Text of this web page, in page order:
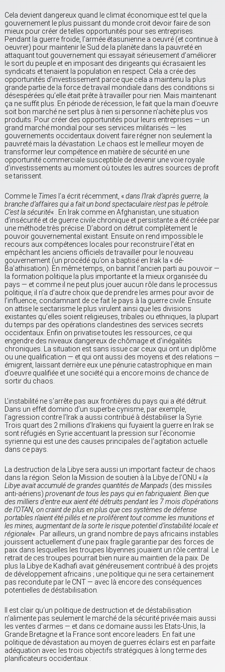
Cela devient dangereux quand le climat économique est tel que la
gouvernement le plus puissant du monde croit devoir faire de son
mieux pour créer de telles opportunités pour ses entreprises.
Pendant la guerre froide, l’armée étasunienne a oeuvré (et continue à
oeuvrer) pour maintenir le Sud de la planète dans la pauvreté en
attaquant tout gouvernement qui essayait sérieusement d’améliorer
le sort du peuple et en imposant des dirigeants qui écrasaient les
syndicats et tenaient la population en respect. Cela a crée des
opportunités d’investissement parce que cela a maintenu la plus
grande partie de la force de travail mondiale dans des conditions si
désespérées qu’elle était prête à travailler pour rien. Mais maintenant
ça ne suffit plus. En période de récession, le fait que la main d’oeuvre
soit bon marché ne sert plus à rien si personne n’achète plus vos
produits. Pour créer des opportunités pour leurs entreprises — un
grand marché mondial pour ses services militarisés — les
gouvernements occidentaux doivent faire régner non seulement la
pauvreté mais la dévastation. Le chaos est le meilleur moyen de
transformer leur compétence en matière de sécurité en une
opportunité commerciale susceptible de devenir une voie royale
d’investissements au moment où toutes les autres sources de profit
se tarissent.
Comme le Times l’a écrit récemment, «dans l’Irak d’après guerre, la
branche d’affaires qui a fait un bond spectaculaire n’est pas le pétrole.
C’est la sécurité« . En Irak comme en Afghanistan, une situation
d’insécurité et de guerre civile chronique et persistante a été créée par
une méthode très précise. D’abord on détruit complètement le
pouvoir gouvernemental existant. Ensuite on rend impossible le
recours aux compétences locales pour reconstruire l’état en
empêchant les anciens officiels de travailler pour le nouveau
gouvernement (un procédé qu’on a baptisé en Irak la « dé-
Ba’athisation). En même temps, on bannit l’ancien parti au pouvoir —
la formation politique la plus importante et la mieux organisée du
pays — et comme il ne peut plus jouer aucun rôle dans le processus
politique, il n’a d’autre choix que de prendre les armes pour avoir de
l’influence, condamnant de ce fait le pays à la guerre civile. Ensuite
on attise le sectarisme le plus virulent ainsi que les divisions
existantes qu’elles soient religieuses, tribales ou ethniques, la plupart
du temps par des opérations clandestines des services secrets
occidentaux. Enfin on privatise toutes les ressources, ce qui
engendre des niveaux dangereux de chômage et d’inégalités
chroniques. La situation est sans issue car ceux qui ont un diplôme
ou une qualification — et qui ont aussi des moyens et des relations —
émigrent, laissant derrière eux une pénurie catastrophique en main
d’oeuvre qualifiée et une société qui a encore moins de chance de
sortir du chaos.
L’instabilité ne s’arrête pas aux frontières du pays qui a été détruit.
Dans un effet domino d’un superbe cynisme, par exemple,
l’agression contre l’Irak a aussi contribué à déstabiliser la Syrie.
Trois quart des 2 millions d’Irakiens qui fuyaient la guerre en Irak se
sont réfugiés en Syrie accentuant la pression sur l’économie
syrienne qui est une des causes principales de l’agitation actuelle
dans ce pays.
La destruction de la Libye sera aussi un important facteur de chaos
dans la région. Selon la Mission de soutien à la Libye de l’ONU «la
Libye avait accumulé de grandes quantités de Manpads (des missiles
anti-aériens) provenant de tous les pays qui en fabriquaient. Bien que
des milliers d’entre eux aient été détruits pendant les 7 mois d’opérations
de l’OTAN, on craint de plus en plus que ces systèmes de défense
portables n’aient été pillés et ne prolifèrent tout comme les munitions et
les mines, augmentant de la sorte le risque potentiel d’instabilité locale et
régionale« . Par ailleurs, un grand nombre de pays africains instables
jouissent actuellement d’une paix fragile garantie par des forces de
paix dans lesquelles les troupes libyennes jouaient un rôle central. Le
retrait de ces troupes pourrait bien nuire au maintien de la paix. De
plus la Libye de Kadhafi avait généreusement contribué à des projets
de développement africains ; une politique qui ne sera certainement
pas reconduite par le CNT — avec là encore des conséquences
potentielles de déstabilisation.
Il est clair qu’un politique de destruction et de déstabilisation
n’alimente pas seulement le marché de la sécurité privée mais aussi
les ventes d’armes — et dans ce domaine aussi les Etats-Unis, la
Grande Bretagne et la France sont encore leaders. En fait une
politique de dévastation au moyen de guerres éclairs est en parfaite
adéquation avec les trois objectifs stratégiques à long terme des
planificateurs occidentaux :